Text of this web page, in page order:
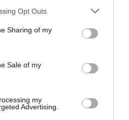
Opt Outs
Sharing of my
Sale of my
my
Advertising.